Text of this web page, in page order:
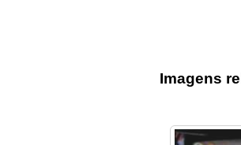
Imagens